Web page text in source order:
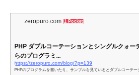
zeropuro.com 1 Pocket
PHP ダブルコーテーションとシングルクォー
らのプログラミ...
https://zeropuro.com/blog/?p=139
PHPのプログラムを書いたり、サンプルを見ているとダブルコーテ